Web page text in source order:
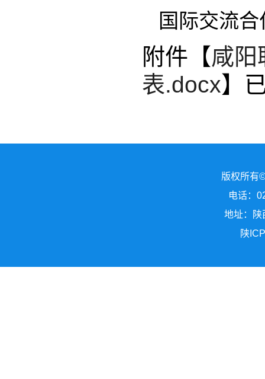
国际交流
附件【咸阳
表.docx】
版权所有
电话：
地址：陕
陕